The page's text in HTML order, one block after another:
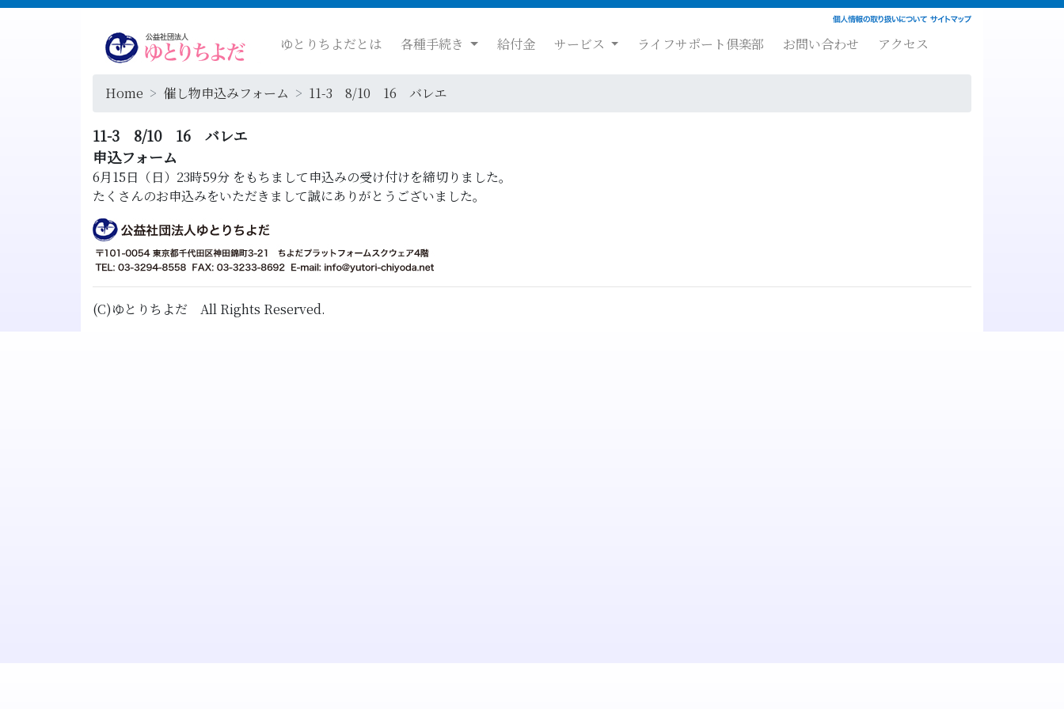
ゆとりちよだとは 各種手続き 給付金 サービス ライフサポート倶楽部 お問い合わせ アクセス
Home 催し物申込みフォーム 11-3 8/10 16 バレエ
11-3 8/10 16 バレエ
申込フォーム
6月15日（日）23時59分 をもちまして申込みの受け付けを締切りました。
たくさんのお申込みをいただきまして誠にありがとうございました。
(C)ゆとりちよだ All Rights Reserved.